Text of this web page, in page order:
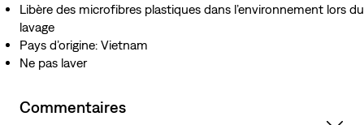
Libère des microfibres plastiques dans l’environnement lors du
lavage
Pays d’origine: Vietnam
Ne pas laver
Commentaires